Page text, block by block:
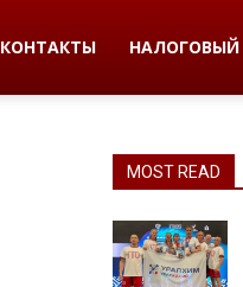
КОНТАКТЫ НАЛОГОВЫЙ
MOST READ